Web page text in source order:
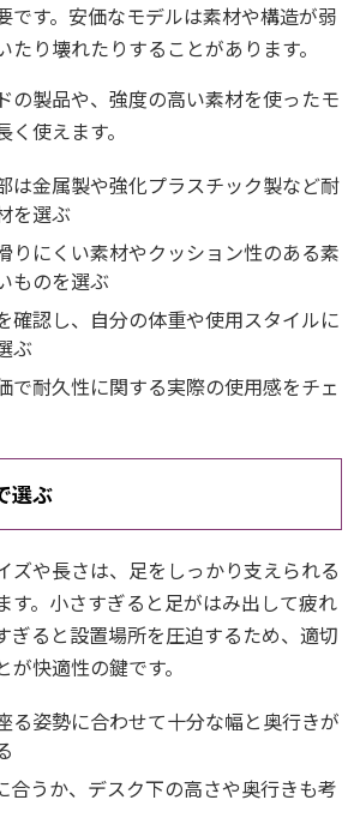
です。安価なモデルは素材や構造が弱
たり壊れたりすることがあります。
の製品や、強度の高い素材を使ったモ
使えます。
は金属製や強化プラスチック製など耐
を選ぶ
りにくい素材やクッション性のある素
ものを選ぶ
確認し、自分の体重や使用スタイルに
ぶ
で耐久性に関する実際の使用感をチェ
選ぶ
ズや長さは、足をしっかり支えられる
す。小さすぎると足がはみ出して疲れ
ぎると設置場所を圧迫するため、適切
快適性の鍵です。
る姿勢に合わせて十分な幅と奥行きが
合うか、デスク下の高さや奥行きも考